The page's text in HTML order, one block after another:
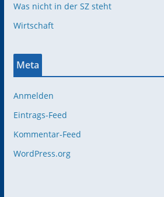
Was nicht in der SZ steht
Wirtschaft
Meta
Anmelden
Eintrags-Feed
Kommentar-Feed
WordPress.org